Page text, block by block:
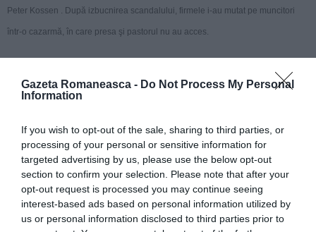
Gazeta Romaneasca - Do Not Process My Personal
Information
If you wish to opt-out of the sale, sharing to third parties, or
processing of your personal or sensitive information for
targeted advertising by us, please use the below opt-out
section to confirm your selection. Please note that after your
opt-out request is processed you may continue seeing
interest-based ads based on personal information utilized by
us or personal information disclosed to third parties prior to
Peter Kossen . După izbucnirea scandalului, firmele i-au mutat pe muncitori
într-o cazarmă, în care presa şi pastorul nu au acces.
Ministrul Economiei din landul Saxonia Inferioară, acolo unde se întâmplă cele
relatate mai sus, Olaf Lies, spune că este neputincios, adăugând că "problema
devine europeană, presiunea va fi mai puternică, iar situaţia poate evolua. A
venit vremea. Menirea Europei sociale este să reducă diferenţele. Aici le
adânceşte".
Articolul anterior